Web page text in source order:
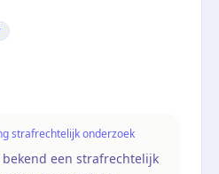
strafrechtelijk onderzoek
bekend een strafrechtelijk